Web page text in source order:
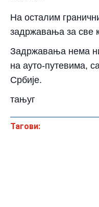
На осталим
задржавања за све
Задржавања нема
на ауто-путевима,
Србије.
тањуг
Тагови: